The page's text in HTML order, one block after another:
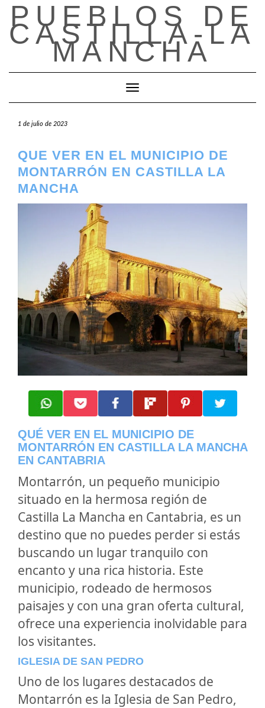
Saltar
contenido
PUEBLOS DE
CASTILLA-LA
MANCHA
Cambiar modo de navegación
1 de julio de 2023
QUE VER EN EL MUNICIPIO DE
MONTARRÓN EN CASTILLA LA
MANCHA
QUÉ VER EN EL MUNICIPIO DE
MONTARRÓN EN CASTILLA LA MANCHA
EN CANTABRIA
Montarrón, un pequeño municipio
situado en la hermosa región de
Castilla La Mancha en Cantabria, es un
destino que no puedes perder si estás
buscando un lugar tranquilo con
encanto y una rica historia. Este
municipio, rodeado de hermosos
paisajes y con una gran oferta cultural,
ofrece una experiencia inolvidable para
los visitantes.
IGLESIA DE SAN PEDRO
Uno de los lugares destacados de
Montarrón es la Iglesia de San Pedro,